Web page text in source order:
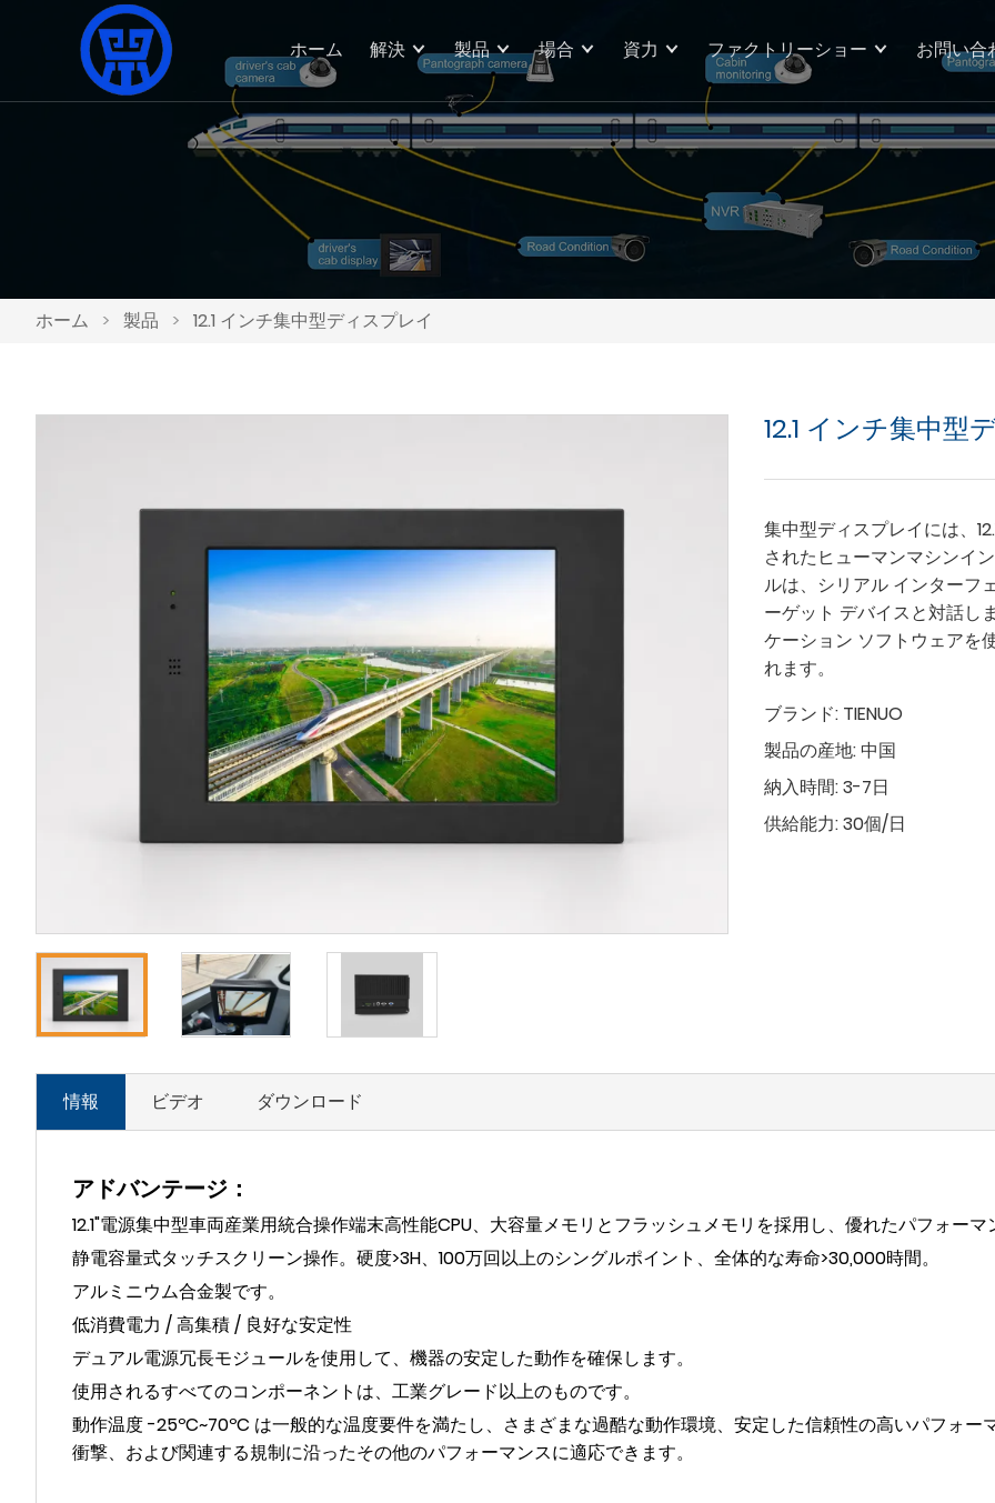
ホーム 解決 製品 場合 資力 ファクトリーショー お問い合
ホーム > 製品 > 12.1 インチ集中型ディスプレイ
12.1 インチ集中型
集中型ディスプレイには、
されたヒューマンマシンイ
ルは、シリアル インターフ
ーゲット デバイスと対話し
ケーション ソフトウェアを
れます。
ブランド: TIENUO
製品の産地: 中国
納入時間:3-7日
供給能力:30個/日
情報 ビデオ ダウンロード
アドバンテージ：
12.1"電源集中型車両産業用統合操作端末高性能CPU、大容量メモリとフラッシュメモリを採用し、優れたパフォー
静電容量式タッチスクリーン操作。硬度>3H、100万回以上のシングルポイント、全体的な寿命>30,000時間。
アルミニウム合金製です。
低消費電力 / 高集積 / 良好な安定性
デュアル電源冗長モジュールを使用して、機器の安定した動作を確保します。
使用されるすべてのコンポーネントは、工業グレード以上のものです。
動作温度 -25ºC~70ºC は一般的な温度要件を満たし、さまざまな過酷な動作環境、安定した信頼性の高いパフォ
衝撃、および関連する規制に沿ったその他のパフォーマンスに適応できます。